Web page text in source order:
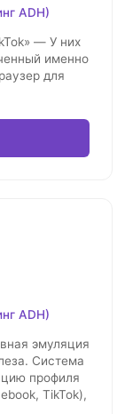
ADH)
— У них
именно
для
ADH)
эмуляция
Система
профиля
TikTok),